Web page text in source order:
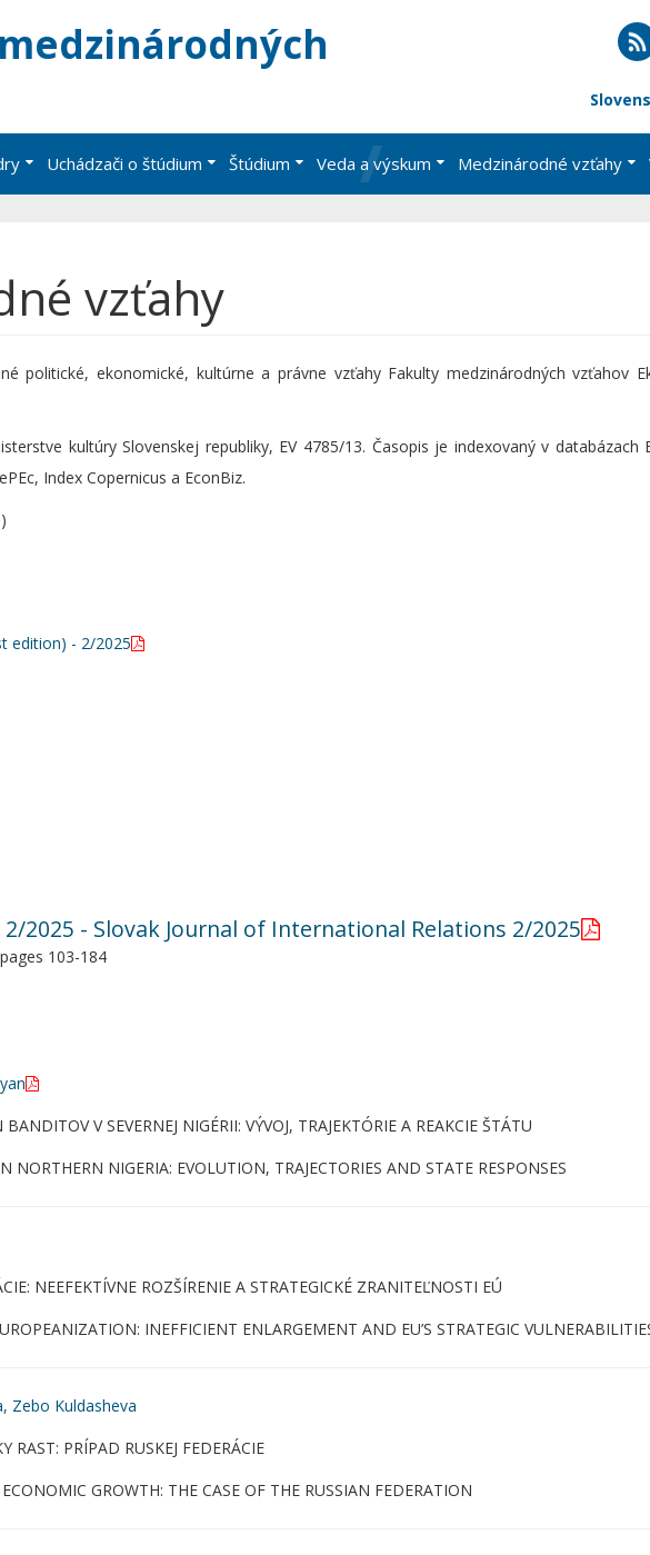
Uchádzači o štúdium Štúdium Veda a výskum Medzinárodné vzťahy
vzťahy
politické, ekonomické, kultúrne a právne vzťahy Fakulty medzinárodných vzťahov
kultúry Slovenskej republiky, EV 4785/13. Časopis je indexovaný v databázach
Index Copernicus a EconBiz.
edition) - 2/2025
2025 - Slovak Journal of International Relations 2/2025
103-184
V SEVERNEJ NIGÉRII: VÝVOJ, TRAJEKTÓRIE A REAKCIE ŠTÁTU
NORTHERN NIGERIA: EVOLUTION, TRAJECTORIES AND STATE RESPONSES
NEEFEKTÍVNE ROZŠÍRENIE A STRATEGICKÉ ZRANITEĽNOSTI EÚ
INEFFICIENT ENLARGEMENT AND EU’S STRATEGIC
Zebo Kuldasheva
RAST: PRÍPAD RUSKEJ FEDERÁCIE
GROWTH: THE CASE OF THE RUSSIAN FEDERATION